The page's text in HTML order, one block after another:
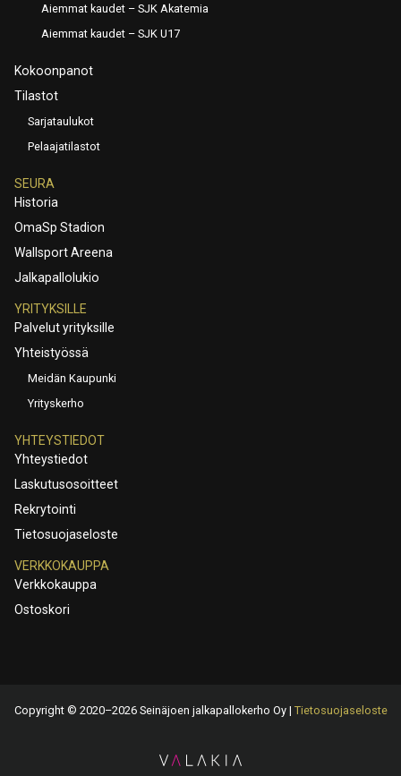
Aiemmat kaudet – SJK Akatemia
Aiemmat kaudet – SJK U17
Kokoonpanot
Tilastot
Sarjataulukot
Pelaajatilastot
SEURA
Historia
OmaSp Stadion
Wallsport Areena
Jalkapallolukio
YRITYKSILLE
Palvelut yrityksille
Yhteistyössä
Meidän Kaupunki
Yrityskerho
YHTEYSTIEDOT
Yhteystiedot
Laskutusosoitteet
Rekrytointi
Tietosuojaseloste
VERKKOKAUPPA
Verkkokauppa
Ostoskori
Copyright © 2020–2026 Seinäjoen jalkapallokerho Oy | Tietosuojaseloste